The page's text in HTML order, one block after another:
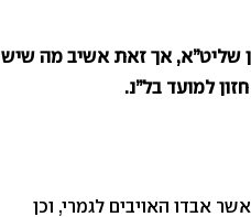
שליט”א, אך זאת אשיב מה שיש
למועד בל”נ.
אבדו האויבים לגמרי, וכן